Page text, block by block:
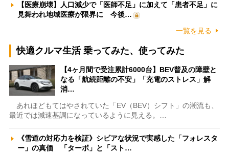
【医療崩壊】人口減少で「医師不足」に加えて「患者不足」に
見舞われ地域医療が限界に 今後…
一覧を見る
快適クルマ生活 乗ってみた、使ってみた
【4ヶ月間で受注累計6000台】BEV普及の障壁と
なる「航続距離の不安」「充電のストレス」解
消…
あれほどもてはやされていた「EV（BEV）シフト」の潮流も、
最近では減速基調になっているように見える。…
《雪道の対応力を検証》シビアな状況で実感した「フォレスタ
ー」の真価 「ターボ」と「スト…